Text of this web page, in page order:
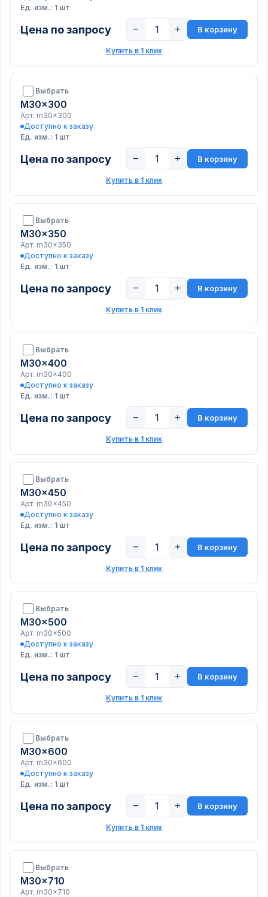
Ед. изм.: 1 шт
Цена по запросу − + В корзину
Купить в 1 клик
Выбрать
M30x300
Арт. m30x300
Доступно к заказу
Ед. изм.: 1 шт
Цена по запросу − + В корзину
Купить в 1 клик
Выбрать
M30x350
Арт. m30x350
Доступно к заказу
Ед. изм.: 1 шт
Цена по запросу − + В корзину
Купить в 1 клик
Выбрать
M30x400
Арт. m30x400
Доступно к заказу
Ед. изм.: 1 шт
Цена по запросу − + В корзину
Купить в 1 клик
Выбрать
M30x450
Арт. m30x450
Доступно к заказу
Ед. изм.: 1 шт
Цена по запросу − + В корзину
Купить в 1 клик
Выбрать
M30x500
Арт. m30x500
Доступно к заказу
Ед. изм.: 1 шт
Цена по запросу − + В корзину
Купить в 1 клик
Выбрать
M30x600
Арт. m30x600
Доступно к заказу
Ед. изм.: 1 шт
Цена по запросу − + В корзину
Купить в 1 клик
Выбрать
M30x710
Арт. m30x710